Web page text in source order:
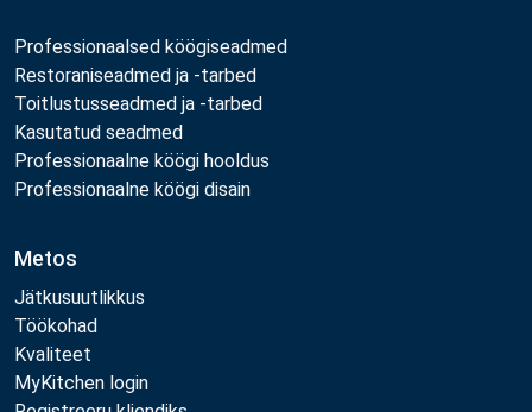
Professionaalsed köögiseadmed
Restoraniseadmed ja -tarbed
Toitlustusseadmed ja -tarbed
Kasutatud seadmed
Professionaalne köögi hooldus
Professionaalne köögi disain
Metos
Jätkusuutlikkus
Töökohad
Kvaliteet
MyKitchen login